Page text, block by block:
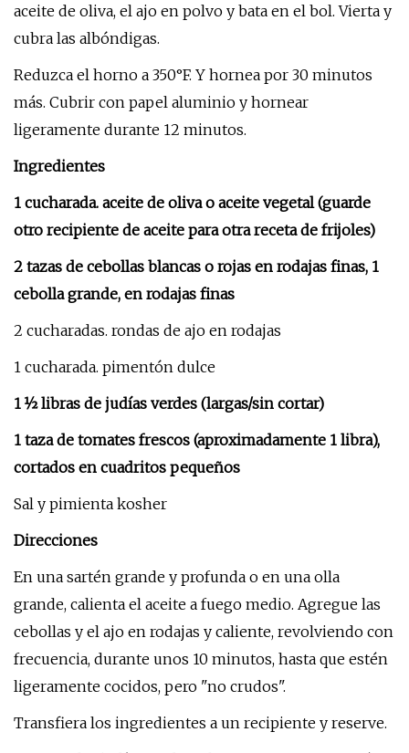
aceite de oliva, el ajo en polvo y bata en el bol. Vierta y
cubra las albóndigas.
Reduzca el horno a 350°F. Y hornea por 30 minutos
más. Cubrir con papel aluminio y hornear
ligeramente durante 12 minutos.
Ingredientes
1 cucharada. aceite de oliva o aceite vegetal (guarde
otro recipiente de aceite para otra receta de frijoles)
2 tazas de cebollas blancas o rojas en rodajas finas, 1
cebolla grande, en rodajas finas
2 cucharadas. rondas de ajo en rodajas
1 cucharada. pimentón dulce
1 ½ libras de judías verdes (largas/sin cortar)
1 taza de tomates frescos (aproximadamente 1 libra),
cortados en cuadritos pequeños
Sal y pimienta kosher
Direcciones
En una sartén grande y profunda o en una olla
grande, calienta el aceite a fuego medio. Agregue las
cebollas y el ajo en rodajas y caliente, revolviendo con
frecuencia, durante unos 10 minutos, hasta que estén
ligeramente cocidos, pero "no crudos".
Transfiera los ingredientes a un recipiente y reserve.